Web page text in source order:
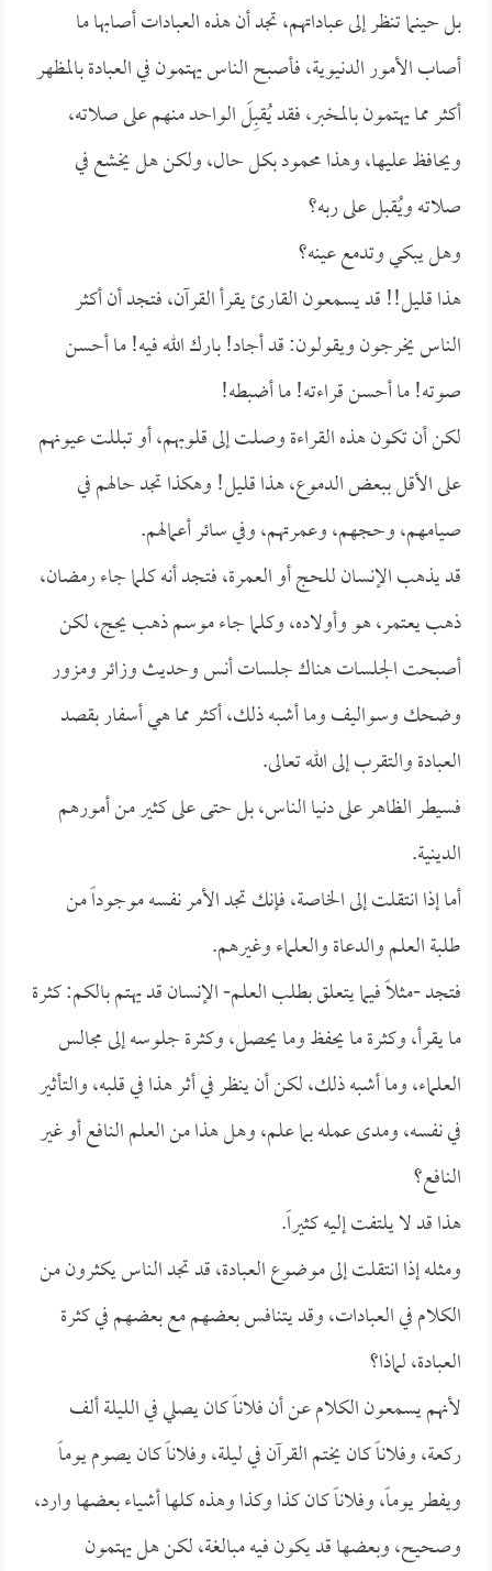
بل حينما تنظر إلى عباداتهم، تجد أن هذه العبادات أصابها ما
أصاب الأمور الدنيوية، فأصبح الناس يهتمون في العبادة بالمظهر
أكثر مما يهتمون بالمخبر، فقد يُقبِلَ الواحد منهم على صلاته،
ويحافظ عليها، وهذا محمود بكل حال، ولكن هل يخشع في
صلاته ويُقبل على ربه؟
وهل يبكي وتدمع عينه؟
هذا قليل!! قد يسمعون القارئ يقرأ القرآن، فتجد أن أكثر
الناس يخرجون ويقولون: قد أجاد! بارك الله فيه! ما أحسن
صوته! ما أحسن قراءته! ما أضبطه!
لكن أن تكون هذه القراءة وصلت إلى قلوبهم، أو تبللت عيونهم
على الأقل ببعض الدموع، هذا قليل! وهكذا تجد حالهم في
صيامهم، وحجهم، وعمرتهم، وفي سائر أعمالهم.
قد يذهب الإنسان للحج أو العمرة، فتجد أنه كلما جاء رمضان،
ذهب يعتمر، هو وأولاده، وكلما جاء موسم ذهب يحج، لكن
أصبحت الجلسات هناك جلسات أنس وحديث وزائر ومزور
وضحك وسواليف وما أشبه ذلك، أكثر مما هي أسفار بقصد
العبادة والتقرب إلى الله تعالى.
فسيطر الظاهر على دنيا الناس، بل حتى على كثير من أمورهم
الدينية.
أما إذا انتقلت إلى الخاصة، فإنك تجد الأمر نفسه موجوداً من
طلبة العلم والدعاة والعلماء وغيرهم.
فتجد -مثلاً فيما يتعلق بطلب العلم- الإنسان قد يهتم بالكم: كثرة
ما يقرأ، وكثرة ما يحفظ وما يحصل، وكثرة جلوسه إلى مجالس
العلماء، وما أشبه ذلك، لكن أن ينظر في أثر هذا في قلبه، والتأثير
في نفسه، ومدى عمله بما علم، وهل هذا من العلم النافع أو غير
النافع؟
هذا قد لا يلتفت إليه كثيراً.
ومثله إذا انتقلت إلى موضوع العبادة، قد تجد الناس يكثرون من
الكلام في العبادات، وقد يتنافس بعضهم مع بعضهم في كثرة
العبادة، لماذا؟
لأنهم يسمعون الكلام عن أن فلاناً كان يصلي في الليلة ألف
ركعة، وفلاناً كان يختم القرآن في ليلة، وفلاناً كان يصوم يوماً
ويفطر يوماً، وفلاناً كان كذا وكذا وهذه كلها أشياء بعضها وارد،
وصحيح، وبعضها قد يكون فيه مبالغة، لكن هل يهتمون